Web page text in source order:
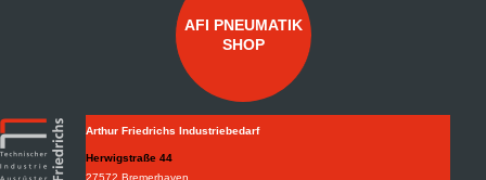
AFI PNEUMATIK
SHOP
Arthur Friedrichs Industriebedarf
Herwigstraße 44
27572 Bremerhaven